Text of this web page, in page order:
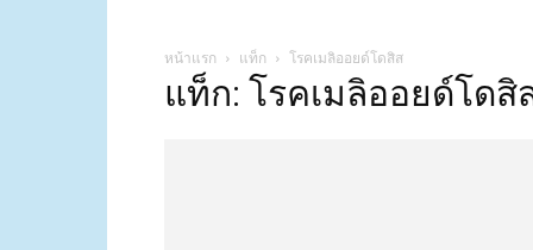
หน้าแรก แท็ก โรคเมลิออยด์โดสิส
แท็ก: โรคเมลิออยด์โดสิ